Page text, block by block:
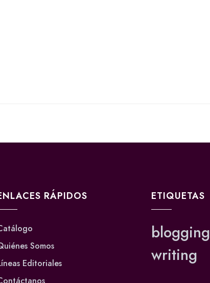
RÁPIDOS
Somos
Editoriales
ETIQUETAS
blogging
writing